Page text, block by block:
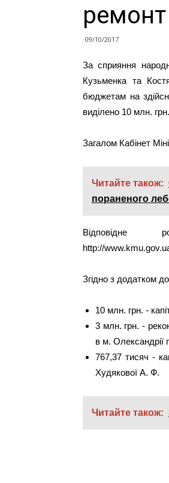
ремонт
09/10/2017
За сприяння
Кузьменка та
бюджетам на
виділено 10 млн.
Загалом Кабінет
Читайте також:
пораненого
Відповідне
http://
Згідно з додатком
10 млн. грн. -
3 млн. грн. -
в м. Олександрії
767,37 тисяч -
Худякової А. Ф.
Читайте також: